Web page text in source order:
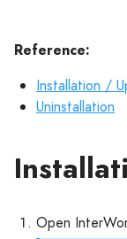
Reference:
Installation /
Uninstallation
Open